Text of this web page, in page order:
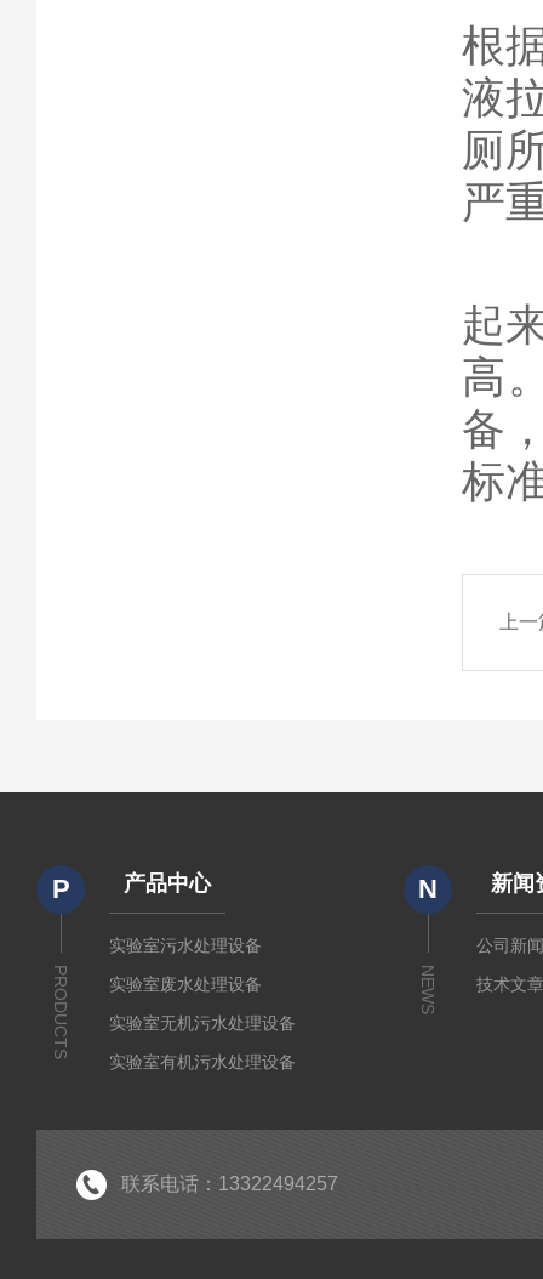
根
液
厕
严
起
高
备
标
上
P
PRODUCTS
产品中心
实验室污水处理设备
实验室废水处理设备
实验室无机污水处理设备
实验室有机污水处理设备
生活污水处理设备系列
N
NEWS
新闻
公司新
技术文
联系电话：13322494257